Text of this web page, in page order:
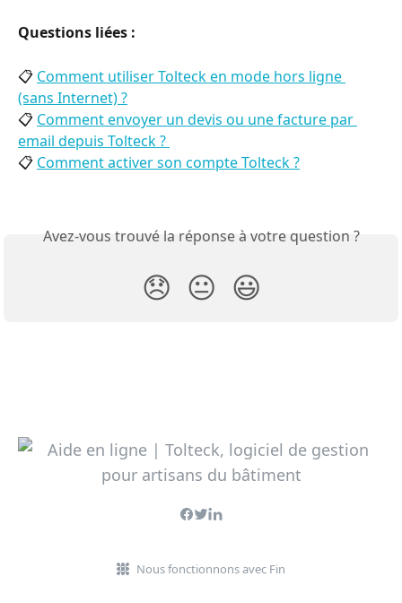
Questions liées :
📋 Comment utiliser Tolteck en mode hors ligne
(sans Internet) ?
📋 Comment envoyer un devis ou une facture par
email depuis Tolteck ?
📋 Comment activer son compte Tolteck ?
Avez-vous trouvé la réponse à votre question ?
😞 😐 😃
Nous fonctionnons avec Fin